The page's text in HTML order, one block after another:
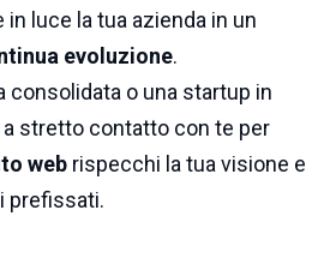
luce la tua azienda in un
evoluzione.
consolidata o una startup in
stretto contatto con te per
web rispecchi la tua visione e
prefissati.